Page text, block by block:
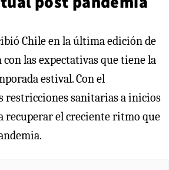
Chile en la última edición de
con las expectativas que tiene la
estival. Con el
restricciones sanitarias a inicios
recuperar el creciente ritmo que